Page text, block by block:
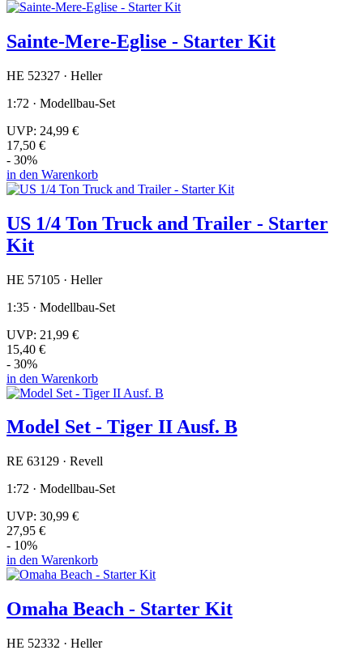
Sainte-Mere-Eglise - Starter Kit
HE 52327 · Heller
1:72 · Modellbau-Set
UVP: 24,99 €
17,50 €
- 30%
in den Warenkorb
US 1/4 Ton Truck and Trailer - Starter
Kit
HE 57105 · Heller
1:35 · Modellbau-Set
UVP: 21,99 €
15,40 €
- 30%
in den Warenkorb
Model Set - Tiger II Ausf. B
RE 63129 · Revell
1:72 · Modellbau-Set
UVP: 30,99 €
27,95 €
- 10%
in den Warenkorb
Omaha Beach - Starter Kit
HE 52332 · Heller